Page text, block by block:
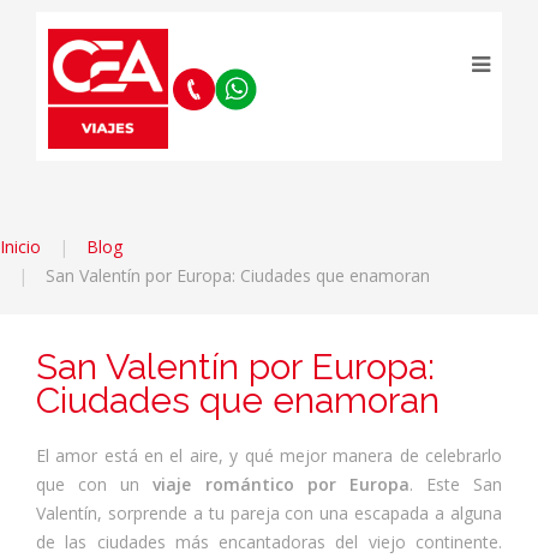
Inicio
Blog
San Valentín por Europa: Ciudades que enamoran
San Valentín por Europa:
Ciudades que enamoran
El amor está en el aire, y qué mejor manera de celebrarlo
que con unviaje romántico por Europa. Este San
Valentín, sorprende a tu pareja con una escapada a alguna
de las ciudades más encantadoras del viejo continente.